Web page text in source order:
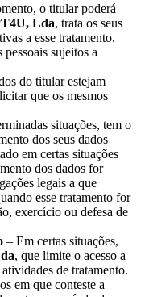
o titular poderá
Lda, trata os seus
a esse tratamento.
sujeitos a
do titular estejam
que os mesmos
situações, tem o
dos seus dados
em certas situações
dos dados for
legais a que
esse tratamento for
exercício ou defesa de
– Em certas situações,
, que limite o acesso a
de tratamento.
em que conteste a